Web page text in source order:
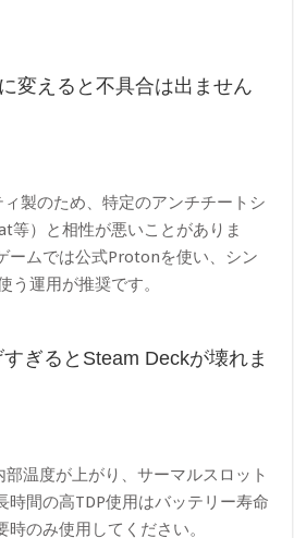
変えると不具合は出ません
製のため、特定のアンチチートシ
等）と相性が悪いことがありま
ームでは公式Protonを使い、シン
う運用が推奨です。
ぎるとSteam Deckが壊れま
部温度が上がり、サーマルスロット
時間の高TDP使用はバッテリー寿命
のみ使用してください。